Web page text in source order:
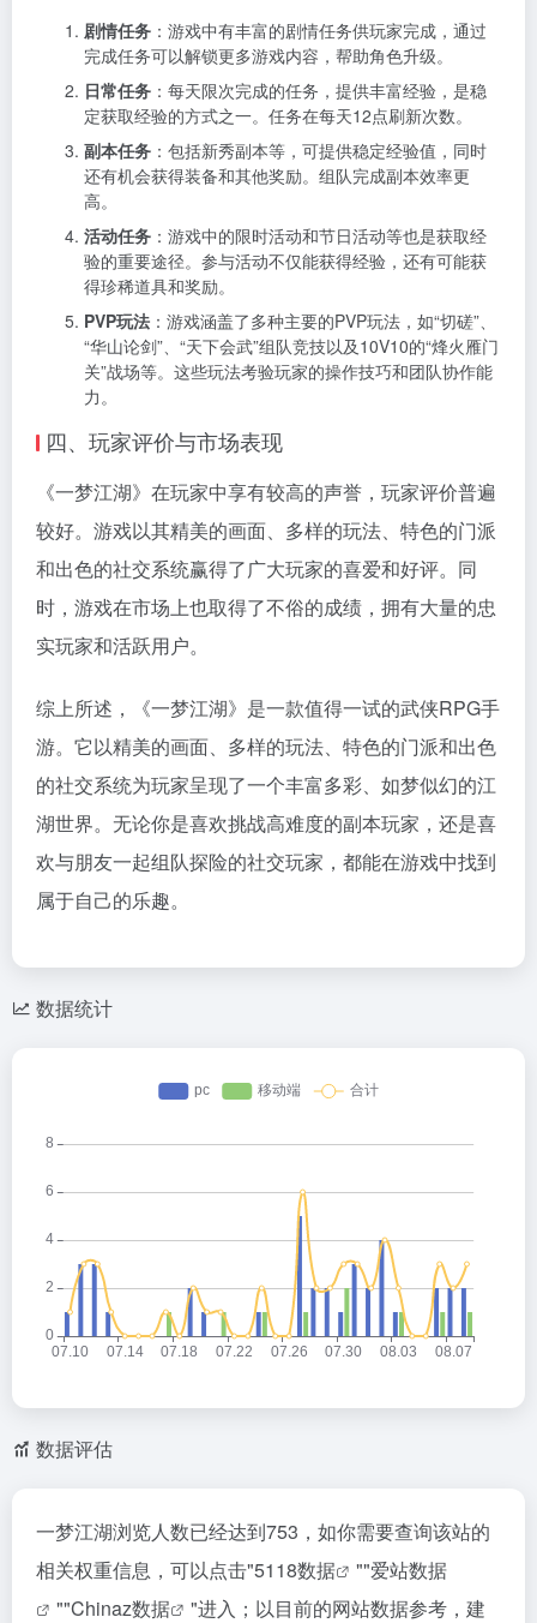
剧情任务 ：游戏中有丰富的剧情任务供玩家完成，通过
完成任务可以解锁更多游戏内容，帮助角色升级。
日常任务 ：每天限次完成的任务，提供丰富经验，是稳
定获取经验的方式之一。任务在每天12点刷新次数。
副本任务 ：包括新秀副本等，可提供稳定经验值，同时
还有机会获得装备和其他奖励。组队完成副本效率更
高。
活动任务 ：游戏中的限时活动和节日活动等也是获取经
验的重要途径。参与活动不仅能获得经验，还有可能获
得珍稀道具和奖励。
PVP玩法 ：游戏涵盖了多种主要的PVP玩法，如“切磋”、
“华山论剑”、“天下会武”组队竞技以及10V10的“烽火雁门
关”战场等。这些玩法考验玩家的操作技巧和团队协作能
力。
四、玩家评价与市场表现
《一梦江湖》在玩家中享有较高的声誉，玩家评价普遍
较好。游戏以其精美的画面、多样的玩法、特色的门派
和出色的社交系统赢得了广大玩家的喜爱和好评。同
时，游戏在市场上也取得了不俗的成绩，拥有大量的忠
实玩家和活跃用户。
综上所述，《一梦江湖》是一款值得一试的武侠RPG手
游。它以精美的画面、多样的玩法、特色的门派和出色
的社交系统为玩家呈现了一个丰富多彩、如梦似幻的江
湖世界。无论你是喜欢挑战高难度的副本玩家，还是喜
欢与朋友一起组队探险的社交玩家，都能在游戏中找到
属于自己的乐趣。
数据统计
数据评估
一梦江湖浏览人数已经达到753，如你需要查询该站的
相关权重信息，可以点击"5118数据 ""爱站数据
""Chinaz数据
"进入；以目前的网站数据参考，建